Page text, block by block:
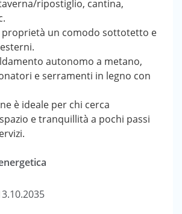
ripostiglio, cantina,
proprietà un comodo sottotetto e
autonomo a metano,
e serramenti in legno con
è ideale per chi cerca
e tranquillità a pochi passi